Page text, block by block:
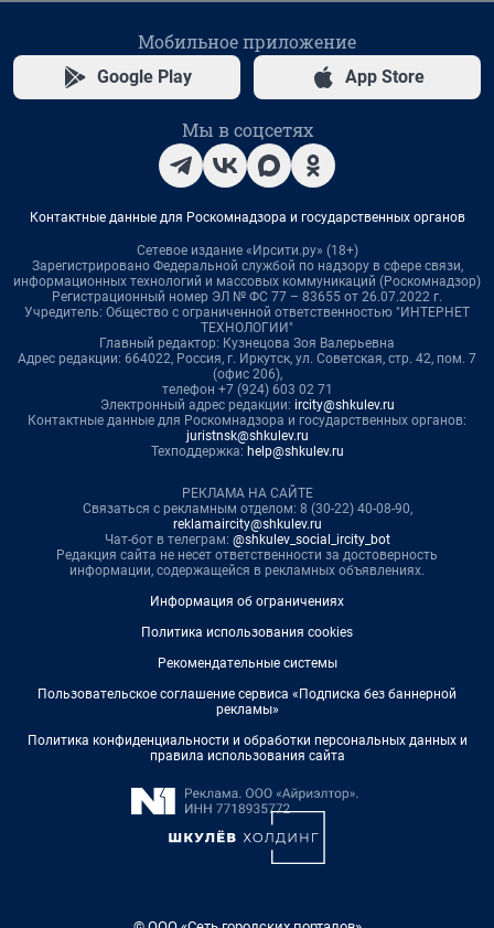
Мобильное приложение
Google Play App Store
Мы в соцсетях
Контактные данные для Роскомнадзора и государственных органов
Сетевое издание «Ирсити.ру» (18+)
Зарегистрировано Федеральной службой по надзору в сфере связи,
информационных технологий и массовых коммуникаций (Роскомнадзор)
Регистрационный номер ЭЛ № ФС 77 – 83655 от 26.07.2022 г.
Учредитель: Общество с ограниченной ответственностью "ИНТЕРНЕТ
ТЕХНОЛОГИИ"
Главный редактор: Кузнецова Зоя Валерьевна
Адрес редакции: 664022, Россия, г. Иркутск, ул. Советская, стр. 42, пом. 7
(офис 206),
телефон +7 (924) 603 02 71
Электронный адрес редакции: ircity@shkulev.ru
Контактные данные для Роскомнадзора и государственных органов:
juristnsk@shkulev.ru
Техподдержка: help@shkulev.ru
РЕКЛАМА НА САЙТЕ
Связаться с рекламным отделом: 8 (30-22) 40-08-90,
reklamaircity@shkulev.ru
Чат-бот в телеграм: @shkulev_social_ircity_bot
Редакция сайта не несет ответственности за достоверность
информации, содержащейся в рекламных объявлениях.
Информация об ограничениях
Политика использования cookies
Рекомендательные системы
Пользовательское соглашение сервиса «Подписка без баннерной
рекламы»
Политика конфиденциальности и обработки персональных данных и
правила использования сайта